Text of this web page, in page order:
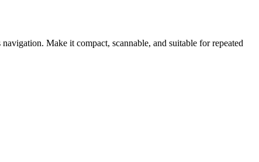
Make it compact, scannable, and suitable for repeated